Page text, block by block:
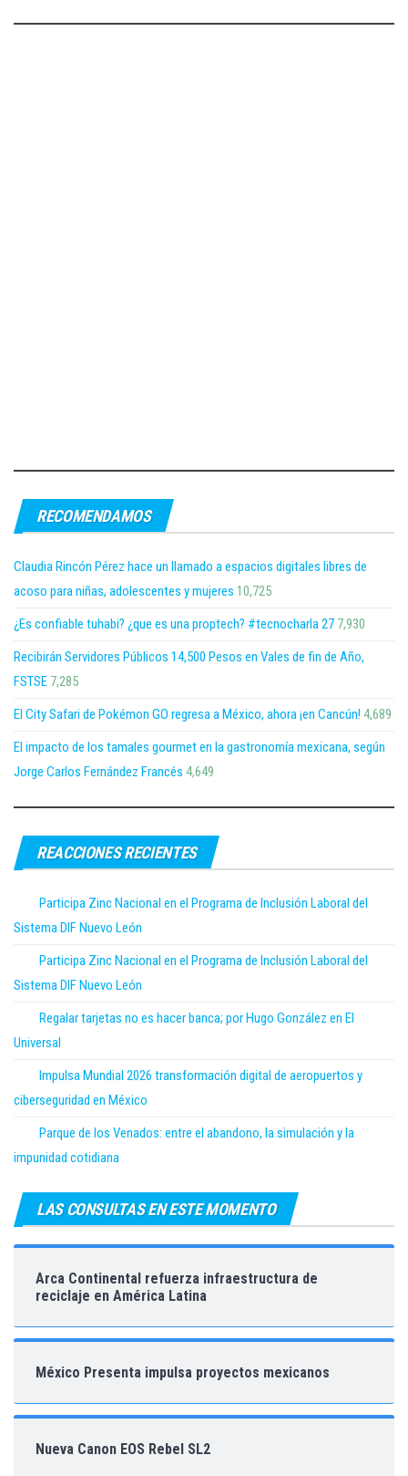
RECOMENDAMOS
Claudia Rincón Pérez hace un llamado a espacios digitales libres de
acoso para niñas, adolescentes y mujeres 10,725
¿Es confiable tuhabi? ¿que es una proptech? #tecnocharla 27 7,930
Recibirán Servidores Públicos 14,500 Pesos en Vales de fin de Año,
FSTSE 7,285
El City Safari de Pokémon GO regresa a México, ahora ¡en Cancún! 4,689
El impacto de los tamales gourmet en la gastronomía mexicana, según
Jorge Carlos Fernández Francés 4,649
REACCIONES RECIENTES
Participa Zinc Nacional en el Programa de Inclusión Laboral del
Sistema DIF Nuevo León
Participa Zinc Nacional en el Programa de Inclusión Laboral del
Sistema DIF Nuevo León
Regalar tarjetas no es hacer banca; por Hugo González en El
Universal
Impulsa Mundial 2026 transformación digital de aeropuertos y
ciberseguridad en México
Parque de los Venados: entre el abandono, la simulación y la
impunidad cotidiana
LAS CONSULTAS EN ESTE MOMENTO
Arca Continental refuerza infraestructura de
reciclaje en América Latina
México Presenta impulsa proyectos mexicanos
Nueva Canon EOS Rebel SL2